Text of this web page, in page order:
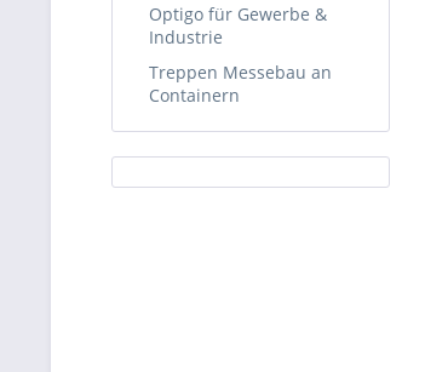
Optigo für Gewerbe &
Industrie
Treppen Messebau an
Containern